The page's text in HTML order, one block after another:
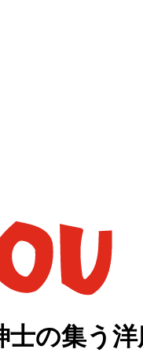
士の集う